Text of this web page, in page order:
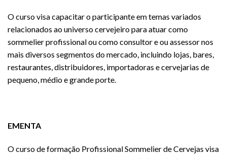
O curso visa capacitar o participante em temas variados
relacionados ao universo cervejeiro para atuar como
sommelier profissional ou como consultor e ou assessor nos
mais diversos segmentos do mercado, incluindo lojas, bares,
restaurantes, distribuidores, importadoras e cervejarias de
pequeno, médio e grande porte.
EMENTA
O curso de formação Profissional Sommelier de Cervejas visa